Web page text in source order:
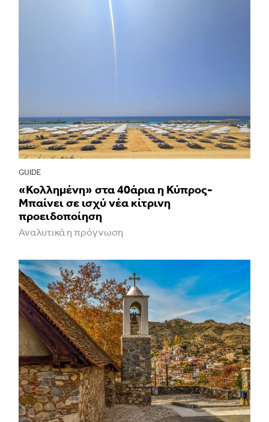
GUIDE
«Κολλημένη» στα 40άρια η Κύπρος-
Μπαίνει σε ισχύ νέα κίτρινη
προειδοποίηση
Αναλυτικά η πρόγνωση